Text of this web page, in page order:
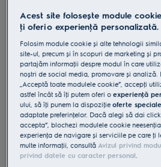
4.9 (732)
Beneficii
Seria 700 Pro previne spargerea
SoftSpikes.
SoftGrips și SoftSpikes fixează în
QuickSelect te ghidează pentru a
Acest site folosește module
ţi oferi o experienţă personalizată.
Folosim module cookie și alte tehnologii
site-ul, precum și în scopuri de marketing și
partajăm informaţii despre modul în care
noștri de social media, promovare și analiză.
„Acceptă toate modulele cookie”, accepţi
astfel încât să îţi putem oferi oexperienţă
ului, să îţi punem la dispoziţieoferte speciale
adaptate preferinţelor. Dacă alegi să dai
accepta”, blochezi modulele cookie
experienţa de navigare și serviciile pe care ţi
multe informaţii, consultăAvizul privind
privind datele cu caracter personal.